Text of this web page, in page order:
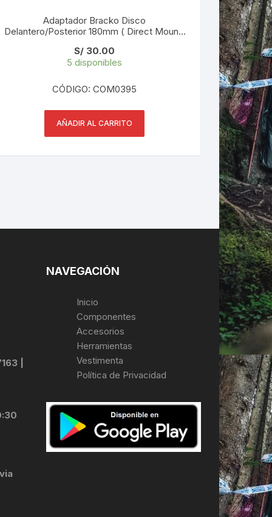
Adaptador Bracko Disco
Delantero/Posterior 180mm ( Direct Mount)
S/ 30.00
5 disponibles
CÓDIGO: COM0395
AÑADIR AL CARRITO
|
NAVEGACIÓN
Inicio
Componentes
Accesorios
Herramientas
Vestimenta
Política de Privacidad